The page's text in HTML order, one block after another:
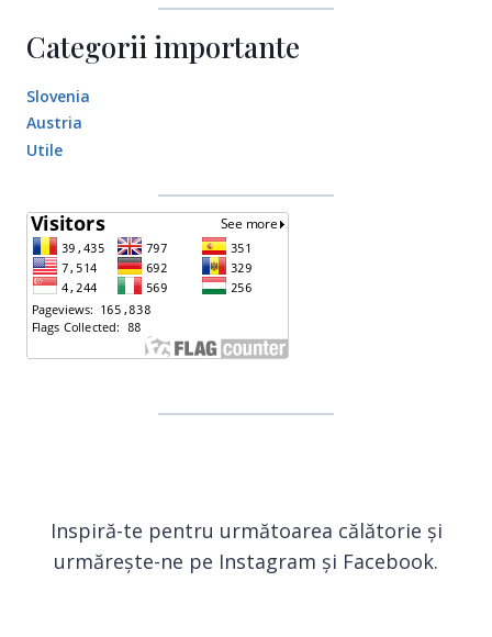
Categorii importante
Slovenia
Austria
Utile
Inspiră-te pentru următoarea călătorie și
urmărește-ne pe Instagram și Facebook.